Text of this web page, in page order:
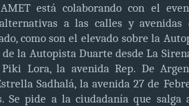
está colaborando con el
a las calles y avenidas
como son el elevado sobre la
la Autopista Duarte desde La
Lora, la avenida Rep. De
Sadhalá, la avenida 27 de
Se pide a la ciudadanía que salga